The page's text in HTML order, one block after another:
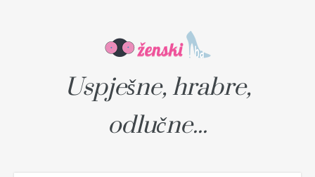
Uspješne, hrabre,
odlučne...